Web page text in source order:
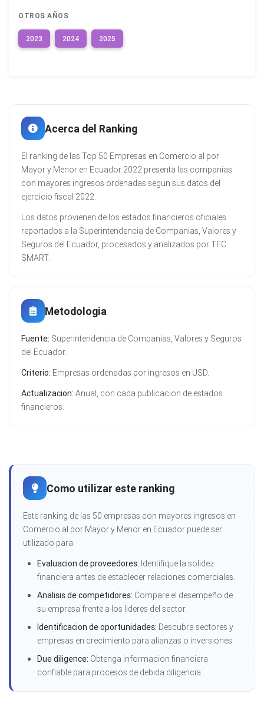
OTROS AÑOS
2023 2024 2025
Acerca del Ranking
El ranking de las Top 50 Empresas en Comercio al por
Mayor y Menor en Ecuador 2022 presenta las companias
con mayores ingresos ordenadas segun sus datos del
ejercicio fiscal 2022.
Los datos provienen de los estados financieros oficiales
reportados a la Superintendencia de Companias, Valores y
Seguros del Ecuador, procesados y analizados por TFC
SMART.
Metodologia
Fuente: Superintendencia de Companias, Valores y Seguros
del Ecuador.
Criterio: Empresas ordenadas por ingresos en USD.
Actualizacion: Anual, con cada publicacion de estados
financieros.
Como utilizar este ranking
Este ranking de las 50 empresas con mayores ingresos en
Comercio al por Mayor y Menor en Ecuador puede ser
utilizado para:
Evaluacion de proveedores: Identifique la solidez
financiera antes de establecer relaciones comerciales.
Analisis de competidores: Compare el desempeño de
su empresa frente a los lideres del sector.
Identificacion de oportunidades: Descubra sectores y
empresas en crecimiento para alianzas o inversiones.
Due diligence: Obtenga informacion financiera
confiable para procesos de debida diligencia.